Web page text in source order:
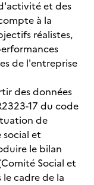
et des
à la
réalistes,
de l'entreprise
des données
17 du code
de
et
le bilan
Social et
cadre de la